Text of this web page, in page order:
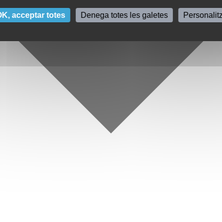
acceptar totes Denega totes les galetes